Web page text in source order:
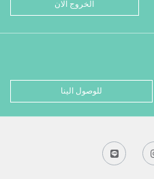
الخروج الان
للوصول الينا